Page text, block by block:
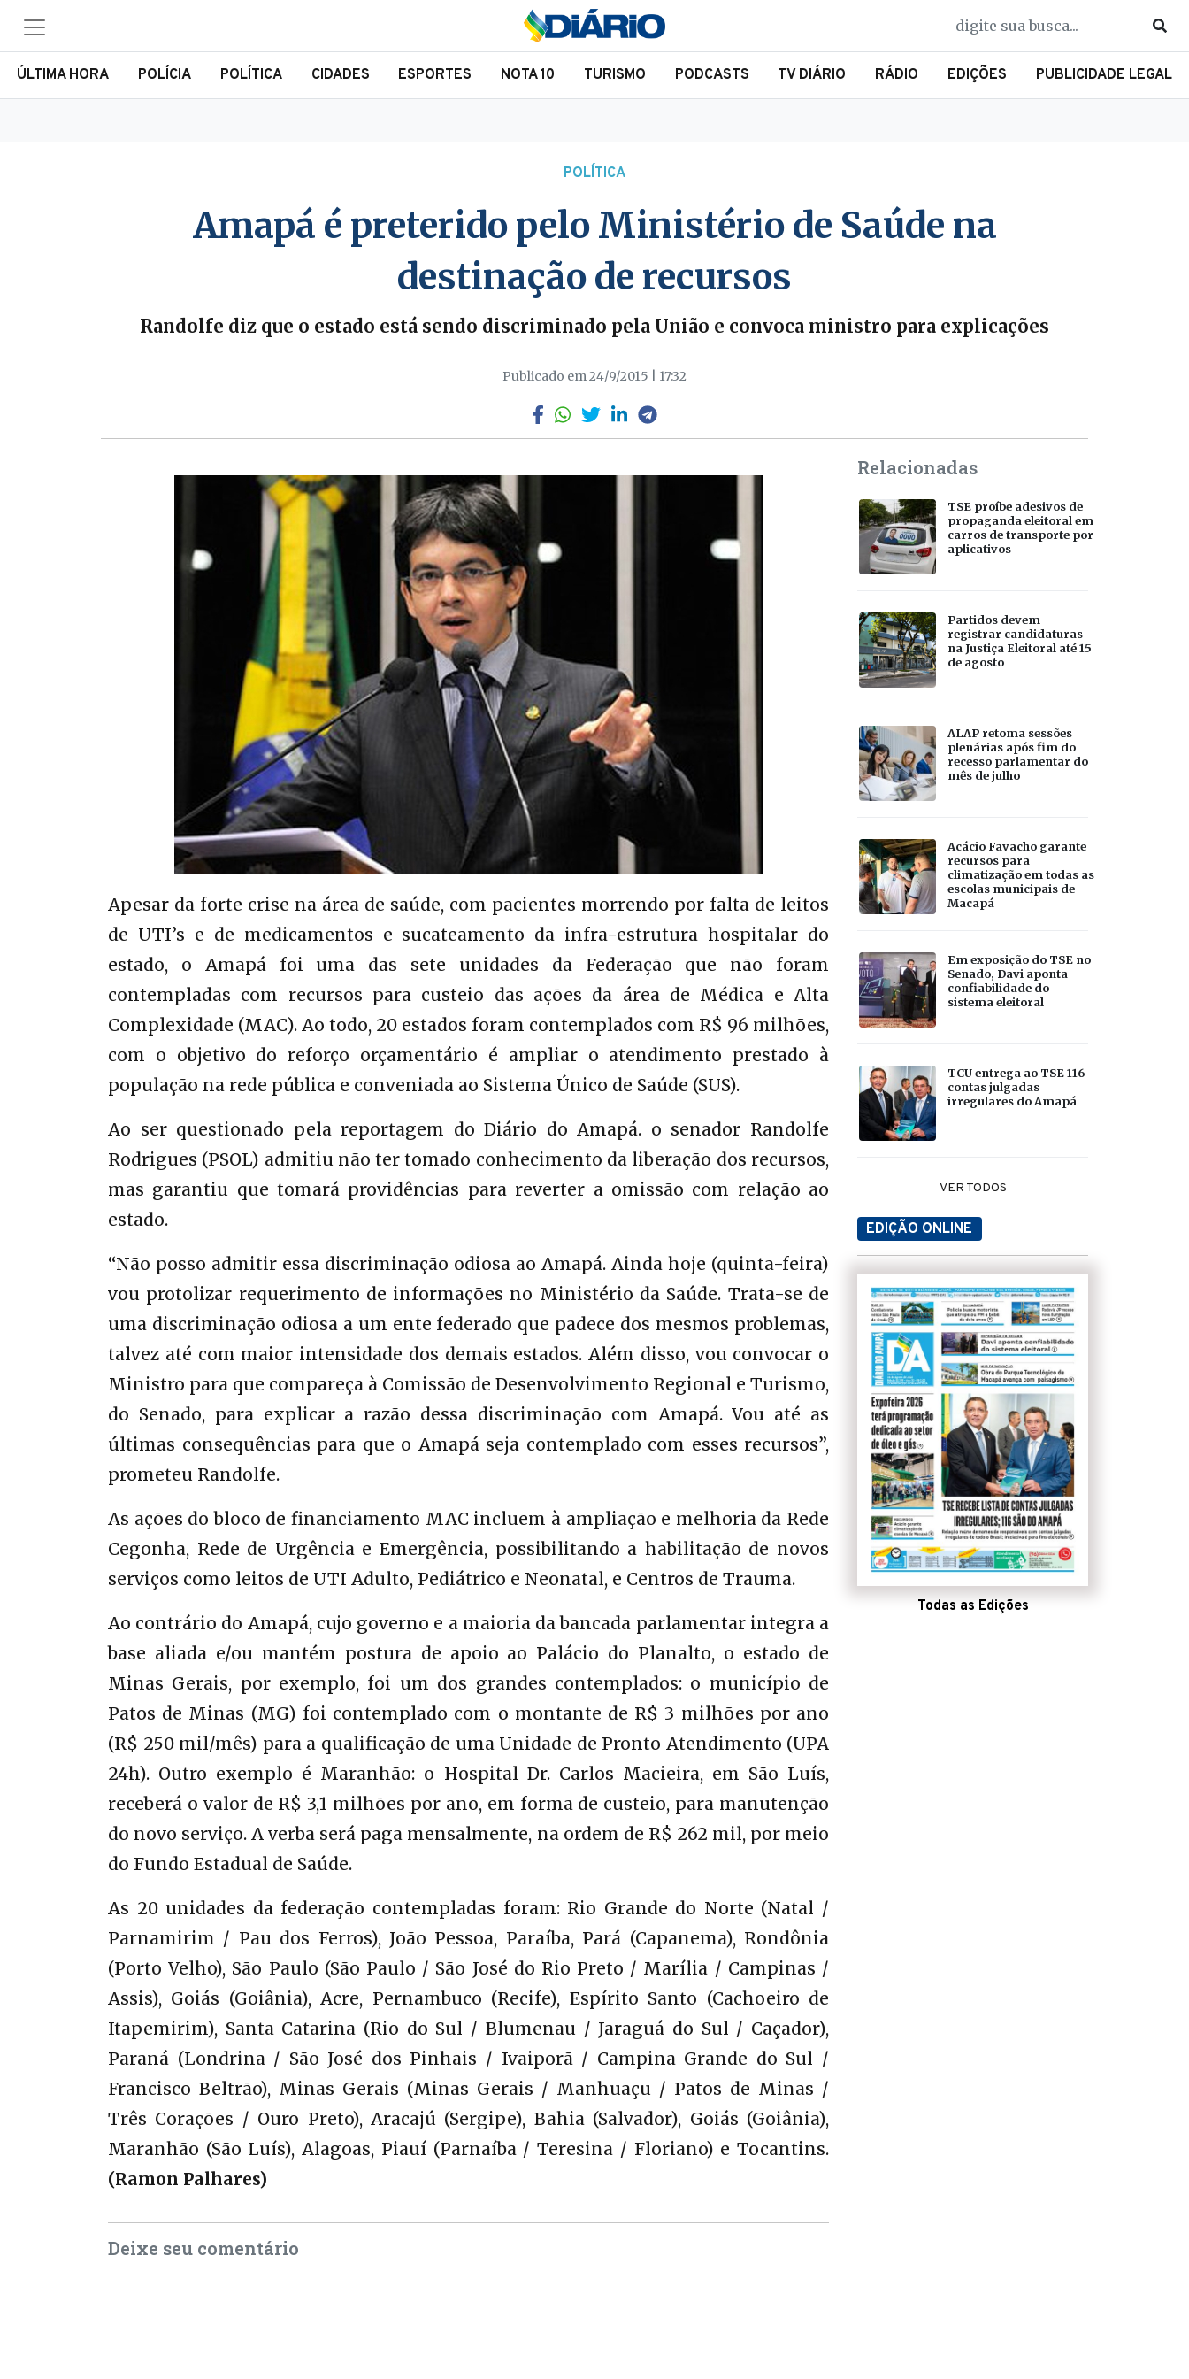
ÚLTIMA HORA POLÍCIA POLÍTICA CIDADES ESPORTES NOTA 10 TURISMO PODCASTS TV DIÁRIO RÁDIO EDIÇÕES PUBLICIDADE LEGAL
POLÍTICA
Amapá é preterido pelo Ministério de Saúde na
destinação de recursos
Randolfe diz que o estado está sendo discriminado pela União e convoca ministro para explicações
Publicado em 24/9/2015 | 17:32
Apesar da forte crise na área de saúde, com pacientes morrendo por falta de leitos
de UTI’s e de medicamentos e sucateamento da infra-estrutura hospitalar do
estado, o Amapá foi uma das sete unidades da Federação que não foram
contempladas com recursos para custeio das ações da área de Médica e Alta
Complexidade (MAC). Ao todo, 20 estados foram contemplados com R$ 96 milhões,
com o objetivo do reforço orçamentário é ampliar o atendimento prestado à
população na rede pública e conveniada ao Sistema Único de Saúde (SUS).
Ao ser questionado pela reportagem do Diário do Amapá. o senador Randolfe
Rodrigues (PSOL) admitiu não ter tomado conhecimento da liberação dos recursos,
mas garantiu que tomará providências para reverter a omissão com relação ao
estado.
“Não posso admitir essa discriminação odiosa ao Amapá. Ainda hoje (quinta-feira)
vou protolizar requerimento de informações no Ministério da Saúde. Trata-se de
uma discriminação odiosa a um ente federado que padece dos mesmos problemas,
talvez até com maior intensidade dos demais estados. Além disso, vou convocar o
Ministro para que compareça à Comissão de Desenvolvimento Regional e Turismo,
do Senado, para explicar a razão dessa discriminação com Amapá. Vou até as
últimas consequências para que o Amapá seja contemplado com esses recursos”,
prometeu Randolfe.
As ações do bloco de financiamento MAC incluem à ampliação e melhoria da Rede
Cegonha, Rede de Urgência e Emergência, possibilitando a habilitação de novos
serviços como leitos de UTI Adulto, Pediátrico e Neonatal, e Centros de Trauma.
Ao contrário do Amapá, cujo governo e a maioria da bancada parlamentar integra a
base aliada e/ou mantém postura de apoio ao Palácio do Planalto, o estado de
Minas Gerais, por exemplo, foi um dos grandes contemplados: o município de
Patos de Minas (MG) foi contemplado com o montante de R$ 3 milhões por ano
(R$ 250 mil/mês) para a qualificação de uma Unidade de Pronto Atendimento (UPA
24h). Outro exemplo é Maranhão: o Hospital Dr. Carlos Macieira, em São Luís,
receberá o valor de R$ 3,1 milhões por ano, em forma de custeio, para manutenção
do novo serviço. A verba será paga mensalmente, na ordem de R$ 262 mil, por meio
do Fundo Estadual de Saúde.
As 20 unidades da federação contempladas foram: Rio Grande do Norte (Natal /
Parnamirim / Pau dos Ferros), João Pessoa, Paraíba, Pará (Capanema), Rondônia
(Porto Velho), São Paulo (São Paulo / São José do Rio Preto / Marília / Campinas /
Assis), Goiás (Goiânia), Acre, Pernambuco (Recife), Espírito Santo (Cachoeiro de
Itapemirim), Santa Catarina (Rio do Sul / Blumenau / Jaraguá do Sul / Caçador),
Paraná (Londrina / São José dos Pinhais / Ivaiporã / Campina Grande do Sul /
Francisco Beltrão), Minas Gerais (Minas Gerais / Manhuaçu / Patos de Minas /
Três Corações / Ouro Preto), Aracajú (Sergipe), Bahia (Salvador), Goiás (Goiânia),
Maranhão (São Luís), Alagoas, Piauí (Parnaíba / Teresina / Floriano) e Tocantins.
(Ramon Palhares)
Deixe seu comentário
Relacionadas
TSE proíbe adesivos de
propaganda eleitoral em
carros de transporte por
aplicativos
Partidos devem
registrar candidaturas
na Justiça Eleitoral até 15
de agosto
ALAP retoma sessões
plenárias após fim do
recesso parlamentar do
mês de julho
Acácio Favacho garante
recursos para
climatização em todas as
escolas municipais de
Macapá
Em exposição do TSE no
Senado, Davi aponta
confiabilidade do
sistema eleitoral
TCU entrega ao TSE 116
contas julgadas
irregulares do Amapá
VER TODOS
EDIÇÃO ONLINE
Todas as Edições